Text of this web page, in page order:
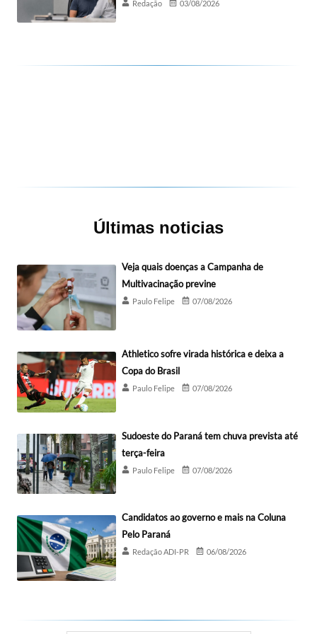
Redação 03/08/2026
Últimas noticias
Veja quais doenças a Campanha de
Multivacinação previne
Paulo Felipe 07/08/2026
Athletico sofre virada histórica e deixa a
Copa do Brasil
Paulo Felipe 07/08/2026
Sudoeste do Paraná tem chuva prevista até
terça-feira
Paulo Felipe 07/08/2026
Candidatos ao governo e mais na Coluna
Pelo Paraná
Redação ADI-PR 06/08/2026